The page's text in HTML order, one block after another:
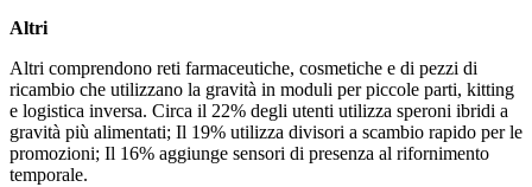
Altri
Altri comprendono reti farmaceutiche, cosmetiche e di pezzi di
ricambio che utilizzano la gravità in moduli per piccole parti, kitting
e logistica inversa. Circa il 22% degli utenti utilizza speroni ibridi a
gravità più alimentati; Il 19% utilizza divisori a scambio rapido per le
promozioni; Il 16% aggiunge sensori di presenza al rifornimento
temporale.